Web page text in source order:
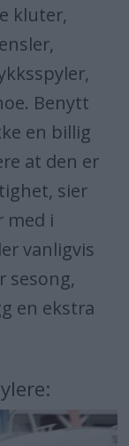
kluter,
Benytt
en billig
at den er
sier
med i
vanligvis
sesong,
en ekstra